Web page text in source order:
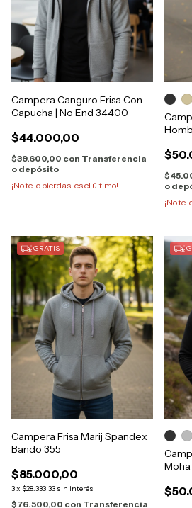
Campera Canguro Frisa Con
Capucha | No End 34400
$44.000,00
$39.600,00 con Transferencia
o depósito
¡No te lo pierdas, es el último!
o
¡No te
GRATIS
Campera Frisa Marij Spandex
Bando 355
$85.000,00
3x $28.333,33 sin interés
$76.500,00 con Transferencia
Moha